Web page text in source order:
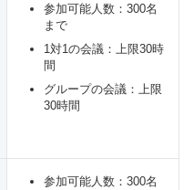
参加可能人数：300名
まで
1対1の会議：上限30時
間
グループの会議：上限
30時間
参加可能人数：300名